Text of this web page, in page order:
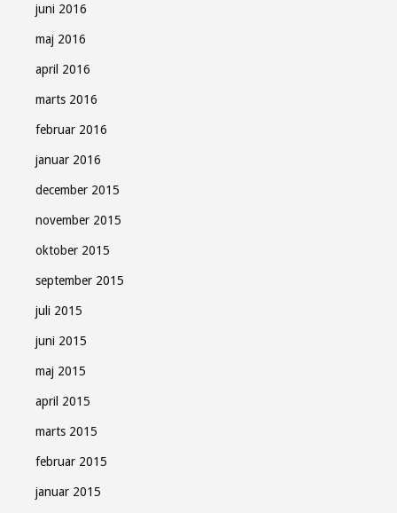
juni 2016
maj 2016
april 2016
marts 2016
februar 2016
januar 2016
december 2015
november 2015
oktober 2015
september 2015
juli 2015
juni 2015
maj 2015
april 2015
marts 2015
februar 2015
januar 2015